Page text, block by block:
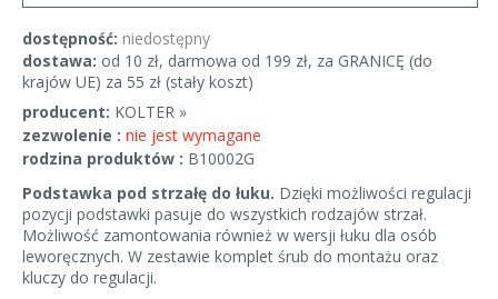
dostępność: niedostępny
dostawa: od 10 zł, darmowa od 199 zł, za GRANICĘ (do
krajów UE) za 55 zł (stały koszt)
producent: KOLTER »
zezwolenie : nie jest wymagane
rodzina produktów : B10002G
Podstawka pod strzałę do łuku. Dzięki możliwości regulacji
pozycji podstawki pasuje do wszystkich rodzajów strzał.
Możliwość zamontowania również w wersji łuku dla osób
leworęcznych. W zestawie komplet śrub do montażu oraz
kluczy do regulacji.